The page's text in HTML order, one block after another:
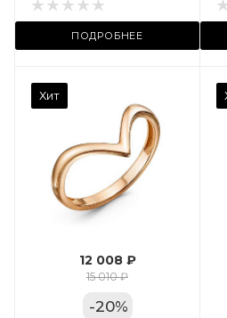
ПОДРОБНЕЕ
ТРЦ «Арена»
Хит
12 008 ₽
15 010 ₽
-20%
Вес драгметалла
Марка (бренд)
Дельта
Фианит
Цвет золота
КРАС